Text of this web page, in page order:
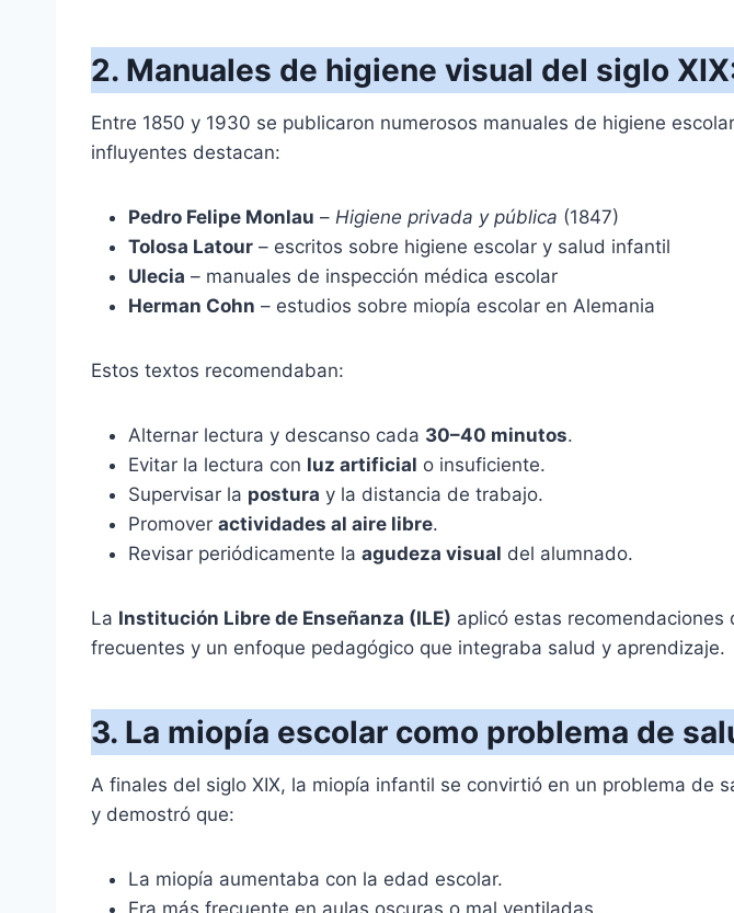
2. Manuales de higiene visual del siglo
Entre 1850 y 1930 se publicaron numerosos manuales de higiene
influyentes destacan:
Pedro Felipe Monlau – Higiene privada y pública (1847)
Tolosa Latour – escritos sobre higiene escolar y salud infantil
Ulecia – manuales de inspección médica escolar
Herman Cohn – estudios sobre miopía escolar en Alemania
Estos textos recomendaban:
Alternar lectura y descanso cada 30–40 minutos.
Evitar la lectura con luz artificial o insuficiente.
Supervisar la postura y la distancia de trabajo.
Promover actividades al aire libre.
Revisar periódicamente la agudeza visual del alumnado.
La Institución Libre de Enseñanza (ILE) aplicó estas recomendaciones
frecuentes y un enfoque pedagógico que integraba salud y aprendizaje.
3. La miopía escolar como problema de
A finales del siglo XIX, la miopía infantil se convirtió en un problema de
y demostró que:
La miopía aumentaba con la edad escolar.